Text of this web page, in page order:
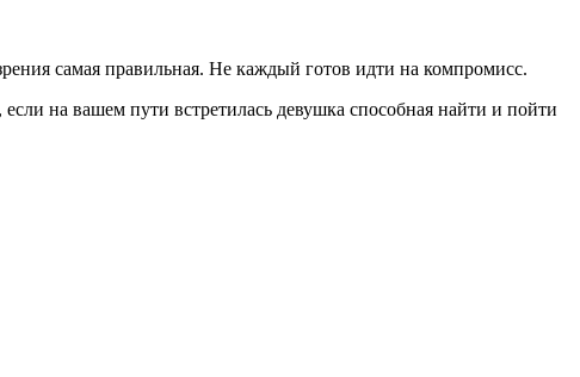
самая правильная. Не каждый готов идти на компромисс.
на вашем пути встретилась девушка способная найти и пойти